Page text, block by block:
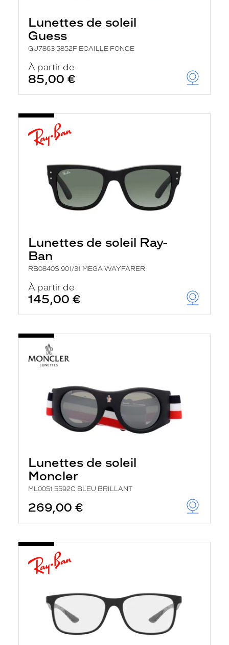
Lunettes de soleil
Guess
GU7863 5852F ECAILLE FONCE
À partir de
85,00 €
Lunettes de soleil Ray-
Ban
RB0840S 901/31 MEGA WAYFARER
À partir de
145,00 €
Lunettes de soleil
Moncler
ML0051 5592C BLEU BRILLANT
269,00 €